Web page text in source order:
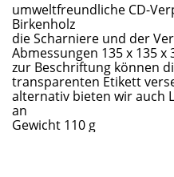
umweltfreundliche CD-
Birkenholz
die Scharniere und der
Abmessungen 135 x 135 x
zur Beschriftung können
transparenten Etikett
alternativ bieten wir auch
an
Gewicht 110 g